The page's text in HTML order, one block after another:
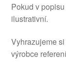
Pokud v
ilustrativní.
Vyhrazujeme
výrobce